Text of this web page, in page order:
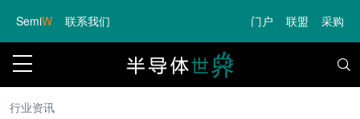
SemiW 联系我们 门户 联盟 采购
行业资讯